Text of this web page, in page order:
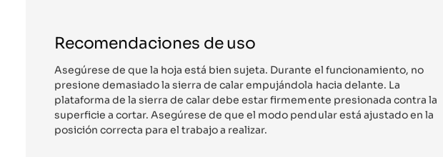
Recomendaciones de uso
Asegúrese de que la hoja está bien sujeta. Durante el funcionamiento, no
presione demasiado la sierra de calar empujándola hacia delante. La
plataforma de la sierra de calar debe estar firmemente presionada contra la
superficie a cortar. Asegúrese de que el modo pendular está ajustado en la
posición correcta para el trabajo a realizar.